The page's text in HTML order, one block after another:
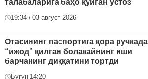
талабаларига баҳо қўйган устоз
19:34 / 03 август 2026
Отасининг паспортига қора ручкада
“ижод” қилган болакайнинг иши
барчанинг диққатини тортди
Бугун 14:20